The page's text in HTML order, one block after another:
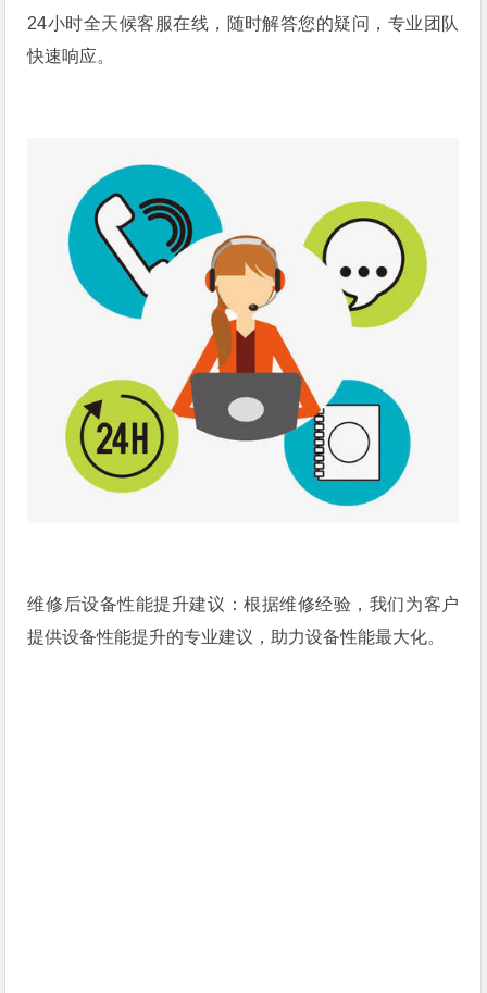
24小时全天候客服在线，随时解答您的疑问，专业团队
快速响应。
维修后设备性能提升建议：根据维修经验，我们为客户
提供设备性能提升的专业建议，助力设备性能最大化。